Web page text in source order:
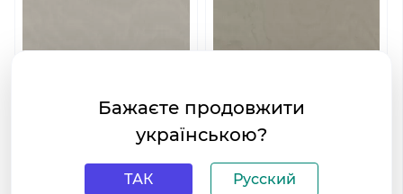
Виниловые обои на
Marburg Lava Бежевый
Виниловые обои на
флизелиновой основе
Marburg Lava Кофейный
Бажаєте продовжити
українською?
ТАК Русский